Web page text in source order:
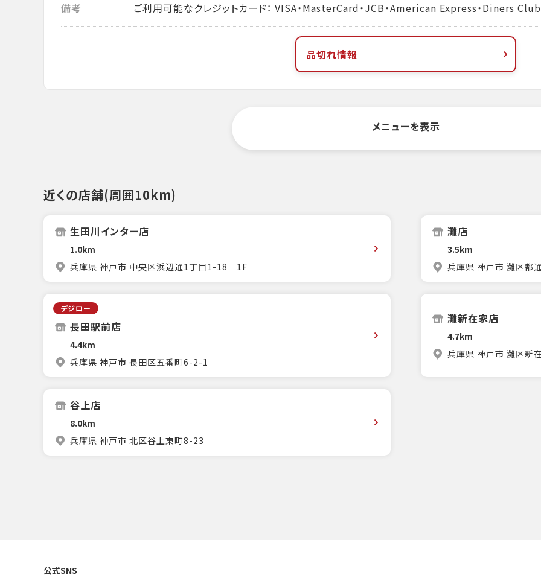
備考 ご利用可能なクレジットカード： VISA・MasterCard・JCB・American Express・Diners Club
品切れ情報
メニューを表示
近くの店舗(周囲10km)
生田川インター店
1.0km
兵庫県 神戸市 中央区浜辺通1丁目1-18 1F
灘店
3.5km
兵庫県 神戸市 灘区都
デジロー
長田駅前店
4.4km
兵庫県 神戸市 長田区五番町6-2-1
灘新在家店
4.7km
兵庫県 神戸市 灘区新
谷上店
8.0km
兵庫県 神戸市 北区谷上東町8-23
公式SNS